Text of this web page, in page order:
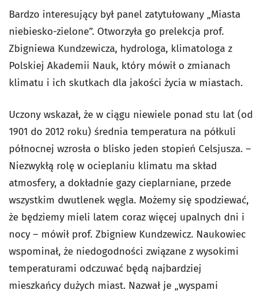
Bardzo interesujący był panel zatytułowany „Miasta
niebiesko-zielone”. Otworzyła go prelekcja prof.
Zbigniewa Kundzewicza, hydrologa, klimatologa z
Polskiej Akademii Nauk, który mówił o zmianach
klimatu i ich skutkach dla jakości życia w miastach.
Uczony wskazał, że w ciągu niewiele ponad stu lat (od
1901 do 2012 roku) średnia temperatura na półkuli
północnej wzrosła o blisko jeden stopień Celsjusza. –
Niezwykłą rolę w ocieplaniu klimatu ma skład
atmosfery, a dokładnie gazy cieplarniane, przede
wszystkim dwutlenek węgla. Możemy się spodziewać,
że będziemy mieli latem coraz więcej upalnych dni i
nocy – mówił prof. Zbigniew Kundzewicz. Naukowiec
wspominał, że niedogodności związane z wysokimi
temperaturami odczuwać będą najbardziej
mieszkańcy dużych miast. Nazwał je „wyspami